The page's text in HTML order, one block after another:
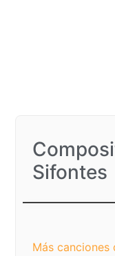
Sifontes
Anhelante
Más canciones